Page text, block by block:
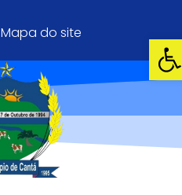
Mapa do site